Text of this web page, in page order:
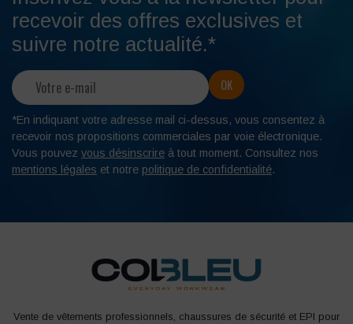
recevoir des offres exclusives et
suivre notre actualité.*
*En indiquant votre adresse mail ci-dessus, vous consentez à
recevoir nos propositions commerciales par voie électronique.
Vous pouvez vous désinscrire à tout moment. Consultez nos
mentions légales et notre politique de confidentialité.
Vente de vêtements professionnels, chaussures de sécurité et EPI pour